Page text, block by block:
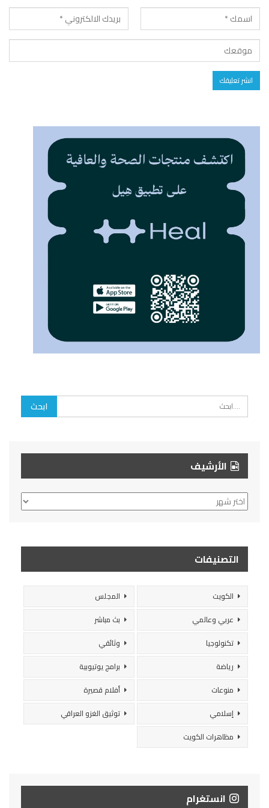
الأرشيف
الأرشيف
التصنيفات
الكويت
المجلس
عربي وعالمي
بث مباشر
تكنولوجيا
وثائقي
رياضة
برامج يوتيوبية
منوعات
أفلام قصيرة
إسلامي
توثيق الغزو العراقي
مظاهرات الكويت
انستغرام